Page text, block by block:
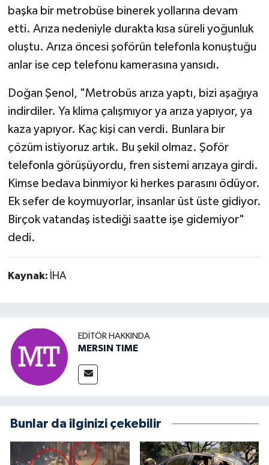
başka bir metrobüse binerek yollarına devam
etti. Arıza nedeniyle durakta kısa süreli yoğunluk
oluştu. Arıza öncesi şoförün telefonla konuştuğu
anlar ise cep telefonu kamerasına yansıdı.
Doğan Şenol, "Metrobüs arıza yaptı, bizi aşağıya
indirdiler. Ya klima çalışmıyor ya arıza yapıyor, ya
kaza yapıyor. Kaç kişi can verdi. Bunlara bir
çözüm istiyoruz artık. Bu şekil olmaz. Şoför
telefonla görüşüyordu, fren sistemi arızaya girdi.
Kimse bedava binmiyor ki herkes parasını ödüyor.
Ek sefer de koymuyorlar, insanlar üst üste gidiyor.
Birçok vatandaş istediği saatte işe gidemiyor"
dedi.
Kaynak: İHA
EDITÖR HAKKINDA
MERSIN TIME
Bunlar da ilginizi çekebilir